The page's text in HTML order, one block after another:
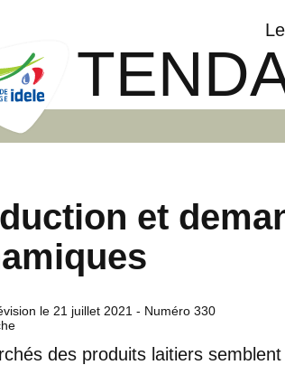
et
le 21 juillet 2021 - Numéro 330
des produits laitiers